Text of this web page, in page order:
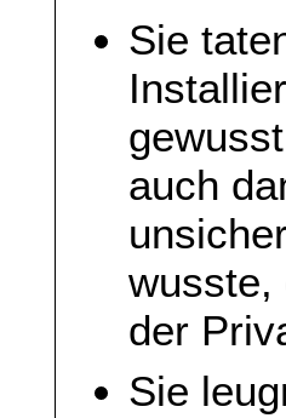
Sie
auch
wusste,
der
Sie